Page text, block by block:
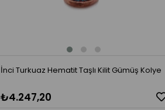
İnci Turkuaz Hematit Taşlı Kilit Gümüş Kolye
₺4.247,20